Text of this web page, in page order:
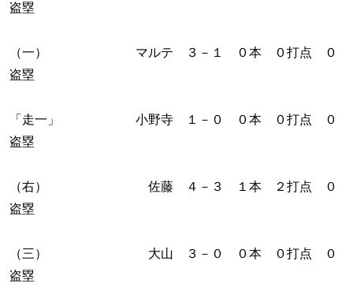
盗塁
（一） マルテ ３－１ ０本 ０打点 ０
盗塁
「走一」 小野寺 １－０ ０本 ０打点 ０
盗塁
（右） 佐藤 ４－３ １本 ２打点 ０
盗塁
（三） 大山 ３－０ ０本 ０打点 ０
盗塁